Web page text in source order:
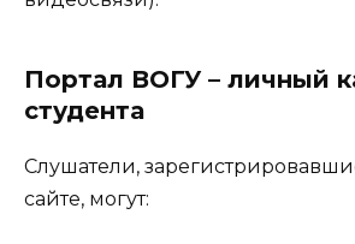
Портал ВОГУ – личный
студента
Слушатели,
сайте, могут: